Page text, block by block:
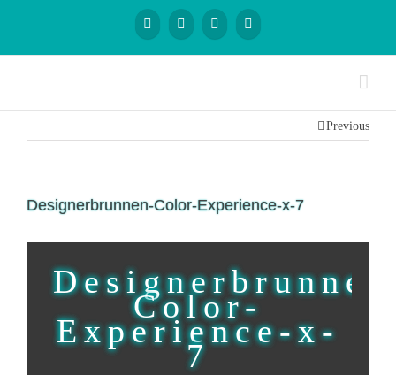
Previous
Designerbrunnen-Color-Experience-x-7
Color-
Experience-x-
7